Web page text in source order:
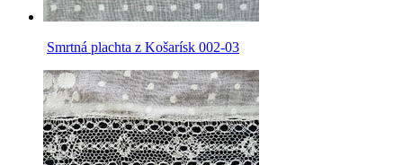
Smrtná plachta z Košarísk 002-03